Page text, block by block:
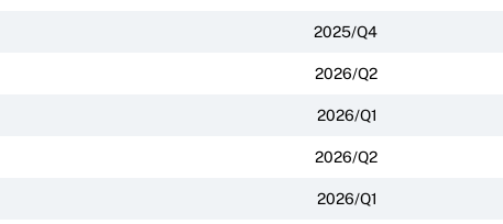
2025/Q4
2026/Q2
2026/Q1
2026/Q2
2026/Q1